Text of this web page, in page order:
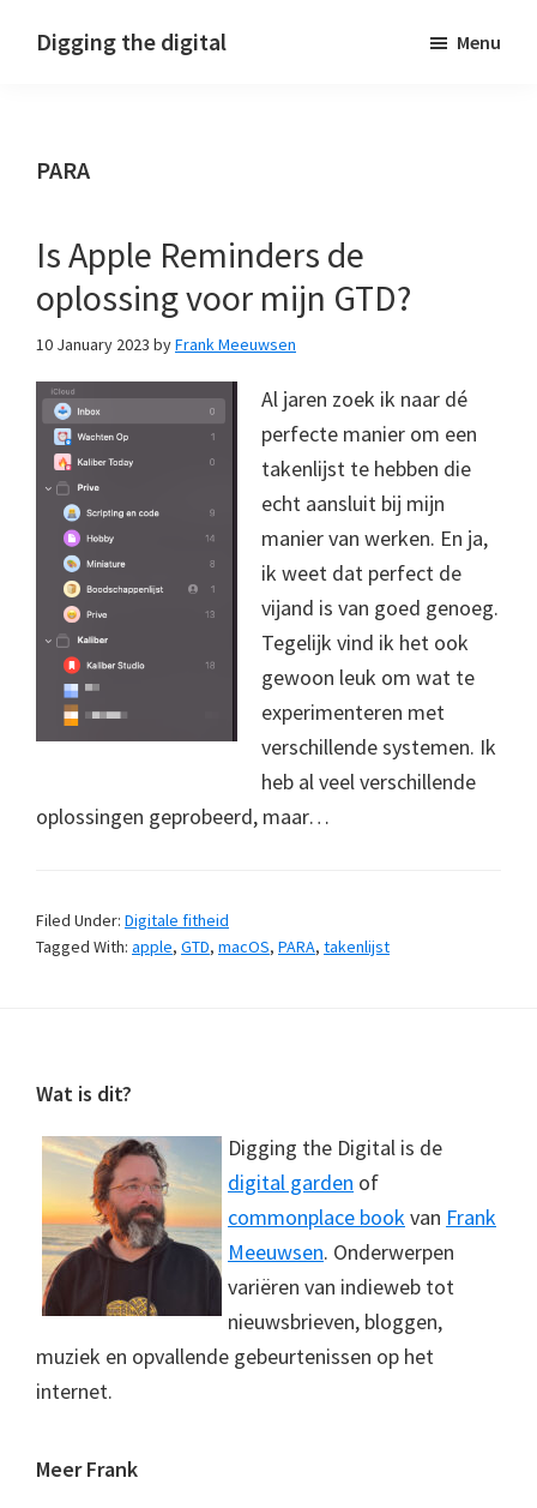
Digging the digital Menu
PARA
Is Apple Reminders de
oplossing voor mijn GTD?
10 January 2023 byFrank Meeuwsen
Al jaren zoek ik naar dé
perfecte manier om een
takenlijst te hebben die
echt aansluit bij mijn
manier van werken. En ja,
ik weet dat perfect de
vijand is van goed genoeg.
Tegelijk vind ik het ook
gewoon leuk om wat te
experimenteren met
verschillende systemen. Ik
heb al veel verschillende
oplossingen geprobeerd, maar…
Filed Under: Digitale fitheid
Tagged With: apple, GTD, macOS, PARA, takenlijst
Footer
Wat is dit?
Digging the Digital is de
digital garden of
commonplace bookvan Frank
Meeuwsen. Onderwerpen
variëren van indieweb tot
nieuwsbrieven, bloggen,
muziek en opvallende gebeurtenissen op het
internet.
Meer Frank